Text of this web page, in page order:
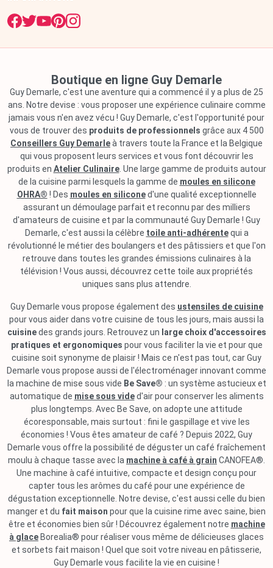
Boutique en ligne Guy Demarle
Guy Demarle, c'est une aventure qui a commencé il y a plus de 25
ans. Notre devise : vous proposer une expérience culinaire comme
jamais vous n'en avez vécu ! Guy Demarle, c'est l'opportunité pour
vous de trouver des produits de professionnels grâce aux 4 500
Conseillers Guy Demarleà travers toute la France et la Belgique
qui vous proposent leurs services et vous font découvrir les
produits en Atelier Culinaire. Une large gamme de produits autour
de la cuisine parmi lesquels la gamme de moules en silicone
OHRA® ! Des moules en siliconed'une qualité exceptionnelle
assurant un démoulage parfait et reconnu par des milliers
d'amateurs de cuisine et par la communauté Guy Demarle ! Guy
Demarle, c'est aussi la célèbre toile anti-adhérentequi a
révolutionné le métier des boulangers et des pâtissiers et que l'on
retrouve dans toutes les grandes émissions culinaires à la
télévision ! Vous aussi, découvrez cette toile aux propriétés
uniques sans plus attendre.
Guy Demarle vous propose également des ustensiles de cuisine
pour vous aider dans votre cuisine de tous les jours, mais aussi la
cuisinedes grands jours. Retrouvez un large choix d'accessoires
pratiques et ergonomiques pour vous faciliter la vie et pour que
cuisine soit synonyme de plaisir ! Mais ce n'est pas tout, car Guy
Demarle vous propose aussi de l'électroménager innovant comme
la machine de mise sous vide Be Save® : un système astucieux et
automatique de mise sous vided'air pour conserver les aliments
plus longtemps. Avec Be Save, on adopte une attitude
écoresponsable, mais surtout : fini le gaspillage et vive les
économies ! Vous êtes amateur de café ? Depuis 2022, Guy
Demarle vous offre la possibilité de déguster un café fraîchement
moulu à chaque tasse avec la machine à café à grain CANOFEA®.
Une machine à café intuitive, compacte et design conçu pour
capter tous les arômes du café pour une expérience de
dégustation exceptionnelle. Notre devise, c'est aussi celle du bien
manger et du fait maison pour que la cuisine rime avec saine, bien
être et économies bien sûr ! Découvrez également notre machine
à glace Borealia® pour réaliser vous même de délicieuses glaces
et sorbets fait maison ! Quel que soit votre niveau en pâtisserie,
Guy Demarle vous facilite la vie en cuisine !